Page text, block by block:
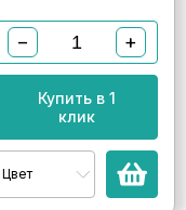
− +
Купить в 1
клик
Цвет